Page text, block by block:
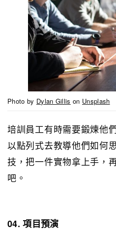
Photo by Dylan Gillis on Unsplash
培訓員工有時需要鍛煉他
以點列式去教導他們如何
技，把一件實物拿上手，
吧。
04. 項目預演